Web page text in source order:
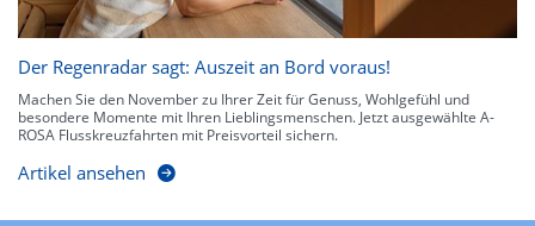
Der Regenradar sagt: Auszeit an Bord voraus!
Machen Sie den November zu Ihrer Zeit für Genuss, Wohlgefühl und
besondere Momente mit Ihren Lieblingsmenschen. Jetzt ausgewählte A-
ROSA Flusskreuzfahrten mit Preisvorteil sichern.
Artikel ansehen